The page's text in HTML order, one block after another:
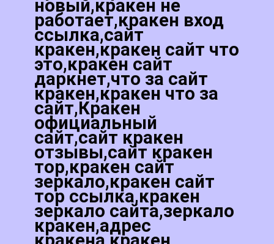
новый,кракен не
работает,кракен вход
ссылка,сайт
кракен,кракен сайт что
это,кракен сайт
даркнет,что за сайт
кракен,кракен что за
сайт,Кракен
официальный
сайт,сайт кракен
отзывы,сайт кракен
тор,кракен сайт
зеркало,кракен сайт
тор ссылка,кракен
зеркало сайта,зеркало
кракен,адрес